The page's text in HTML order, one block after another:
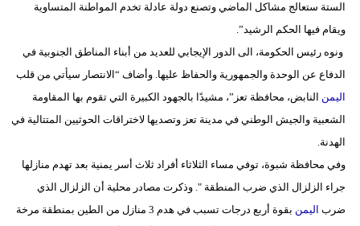
الستة ستعالج مشاكل الماضي وتصنع دولة عادلة تخدم المواطنة المتساوية
ويقام فيها الحكم الرشيد”.
ونوه رئيس الحكومة، الى الدور الإيجابي للعديد من أبناء المناطق الجنوبية في
الدفاع عن الوحدة والجمهورية والحفاظ عليها. وأضاف “الانتصار سيأتي من قلب
اليمن النابض، محافظة تعز”، مشيدًا بالجهود الكبيرة التي تقوم بها المقاومة
الشعبية والجيش الوطني في مدينة تعز وتصديها لاختراقات الحوثيين المتتالية في
الهدنة.
وفي محافظة شبوة، توفي مساء الثلاثاء أفراد ثلاث أسر يمنية بعد تهدم منازلها
جراء الزلزال الذي ضرب المنطقة ". وذكرت مصادر محلية أن الزلزال الذي
ضرب اليمن
بقوة أربع درجات تسبب في هدم 3 منازل من الطين بمنطقة مرخة